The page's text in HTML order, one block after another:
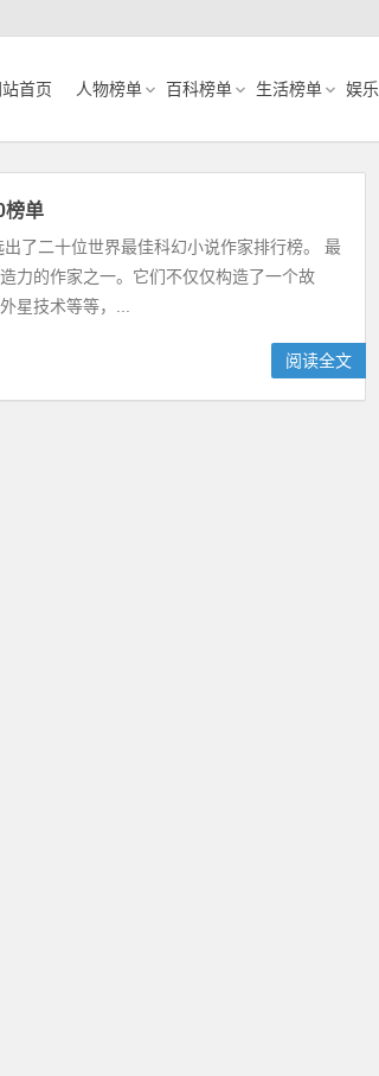
站首页 人物榜单 百科榜单 生活榜单 娱
榜单
了二十位世界最佳科幻小说作家排行榜。 最
力的作家之一。它们不仅仅构造了一个故
星技术等等，...
阅读全文